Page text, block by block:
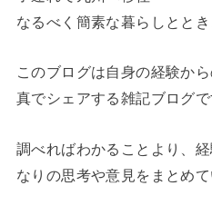
なるべく簡素な暮らしとと
このブログは自身の経験か
真でシェアする雑記ブログで
調べればわかることより、
なりの思考や意見をまとめて